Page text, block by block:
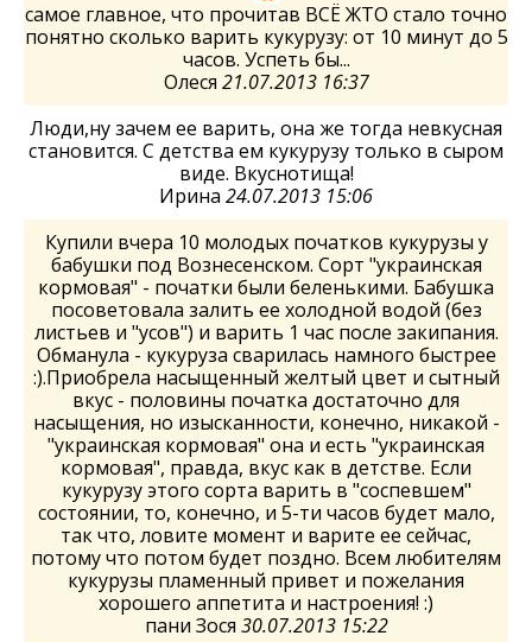
самое главное, что прочитав ВСЁ ЖТО стало точно
понятно сколько варить кукурузу: от 10 минут до 5
часов. Успеть бы...
Олеся 21.07.2013 16:37
Люди,ну зачем ее варить, она же тогда невкусная
становится. С детства ем кукурузу только в сыром
виде. Вкуснотища!
Ирина 24.07.2013 15:06
Купили вчера 10 молодых початков кукурузы у
бабушки под Вознесенском. Сорт "украинская
кормовая" - початки были беленькими. Бабушка
посоветовала залить ее холодной водой (без
листьев и "усов") и варить 1 час после закипания.
Обманула - кукуруза сварилась намного быстрее
:).Приобрела насыщенный желтый цвет и сытный
вкус - половины початка достаточно для
насыщения, но изысканности, конечно, никакой -
"украинская кормовая" она и есть "украинская
кормовая", правда, вкус как в детстве. Если
кукурузу этого сорта варить в "соспевшем"
состоянии, то, конечно, и 5-ти часов будет мало,
так что, ловите момент и варите ее сейчас,
потому что потом будет поздно. Всем любителям
кукурузы пламенный привет и пожелания
хорошего аппетита и настроения! :)
пани Зося 30.07.2013 15:22